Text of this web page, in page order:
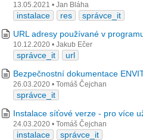
13.05.2021 • Jan Bláha
instalace res
správce_it
URL adresy používané v
10.12.2020 • Jakub Ečer
správce_it
url
Bezpečnostní dokumentace
26.03.2020 • Tomáš Čejchan
správce_it
Instalace síťové verze - pro více
24.03.2020 • Tomáš Čejchan
instalace
správce_it